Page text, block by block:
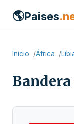
🌎Paises
Inicio África